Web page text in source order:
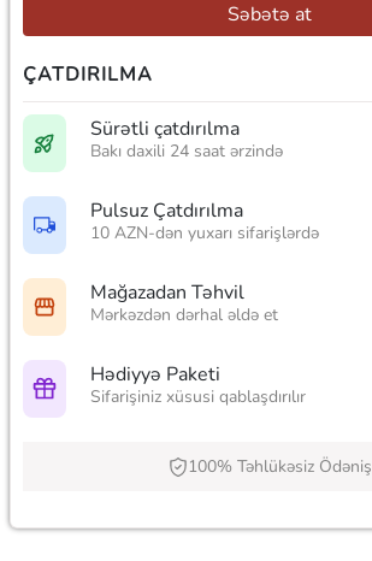
Səbətə at
ÇATDIRILMA
Sürətli çatdırılma
Bakı daxili 24 saat ərzində
Pulsuz Çatdırılma
10 AZN-dən yuxarı sifarişlərdə
Mağazadan Təhvil
Mərkəzdən dərhal əldə et
Hədiyyə Paketi
Sifarişiniz xüsusi qablaşdırılır
100% Təhlükəsiz Ödəniş